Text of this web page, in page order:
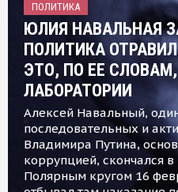
ПОЛИТИКА
ЮЛИЯ НАВАЛЬНАЯ
ПОЛИТИКА
ЭТО, ПО ЕЕ
ЛАБОРАТОРИИ
Алексей Навальный,
последовательных и
Владимира Путина,
коррупцией, скончался
Полярным кругом 16